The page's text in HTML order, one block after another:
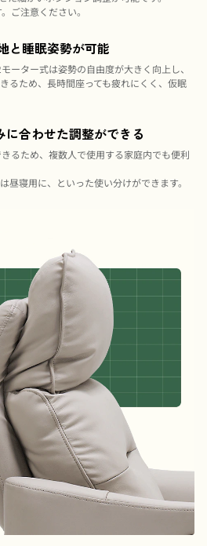
ご注意ください。
と睡眠姿勢が可能
ーター式は姿勢の自由度が大きく向上し、
るため、長時間座っても疲れにくく、仮眠
に合わせた調整ができる
るため、複数人で使用する家庭内でも便利
昼寝用に、といった使い分けができます。